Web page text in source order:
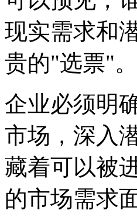
现实需求和
贵的"选票"。
企业必须明
市场，深入
藏着可以被
的市场需求